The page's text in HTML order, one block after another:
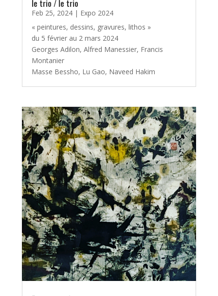
le trio / le trio
Feb 25, 2024| Expo 2024
« peintures, dessins, gravures, lithos »
du 5 février au 2 mars 2024
Georges Adilon, Alfred Manessier, Francis
Montanier
Masse Bessho, Lu Gao, Naveed Hakim